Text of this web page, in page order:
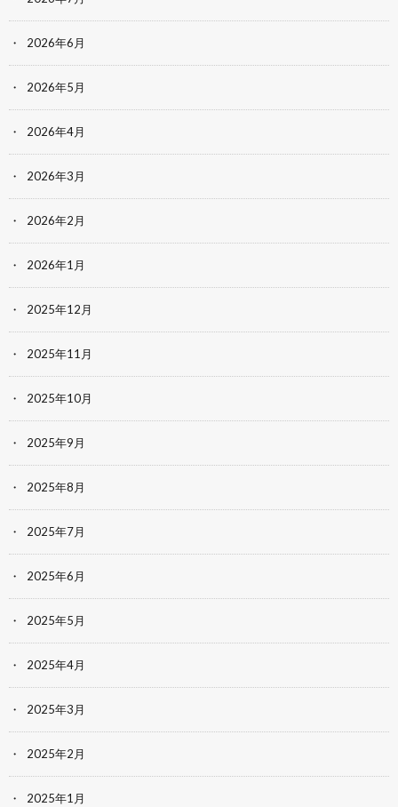
2026年6月
2026年5月
2026年4月
2026年3月
2026年2月
2026年1月
2025年12月
2025年11月
2025年10月
2025年9月
2025年8月
2025年7月
2025年6月
2025年5月
2025年4月
2025年3月
2025年2月
2025年1月